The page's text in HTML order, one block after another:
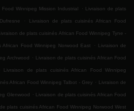
Winnipeg Mission Industrial . Livraison de plats
. Livraison de plats cuisinés African Food
de plats cuisinés African Food Winnipeg Tyne -
African Food Winnipeg Norwood East . Livraison de
Archwood . Livraison de plats cuisinés African Food
Livraison de plats cuisinés African Food Winnipeg
African Food Winnipeg Talbot - Grey . Livraison de
Glenwood . Livraison de plats cuisinés African Food
plats cuisinés African Food Winnipeg Norwood West